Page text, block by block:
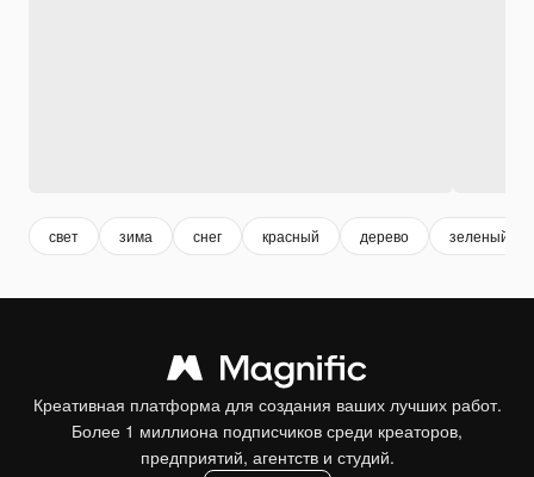
свет зима снег красный дерево зеленый
Креативная платформа для создания ваших лучших работ.
Более 1 миллиона подписчиков среди креаторов,
предприятий, агентств и студий.